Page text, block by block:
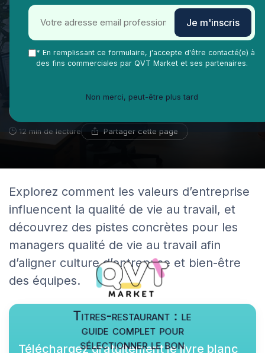
QVT Market
Comment les valeurs
d’entreprise façonnent la
12 min de lecture Partager cette page
Explorez comment les valeurs d’entreprise
influencent la qualité de vie au travail, et
découvrez des pistes concrètes pour les
managers qualité de vie au travail afin
d’aligner culture d’entreprise et bien-être
des équipes.
Titres-restaurant : le
guide complet pour
sélectionner le bon
Téléchargez gratuitement le livre blanc
Je m'inscris
* En remplissant ce formulaire, j'accepte d'être contacté(e) à
des fins commerciales par QVT Market et ses partenaires.
Non merci, peut-être plus tard